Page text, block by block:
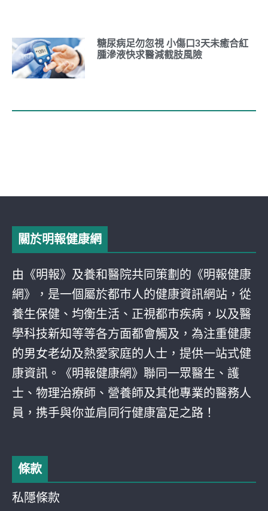
糖尿病足勿忽視 小傷口3天未癒合紅
腫滲液快求醫減截肢風險
關於明報健康網
由《明報》及養和醫院共同策劃的《明報健康
網》，是一個屬於都巿人的健康資訊網站，從
養生保健、均衡生活、正視都巿疾病，以及醫
學科技新知等等各方面都會觸及，為注重健康
的男女老幼及熱愛家庭的人士，提供一站式健
康資訊。《明報健康網》聯同一眾醫生、護
士、物理治療師、營養師及其他專業的醫務人
員，携手與你並肩同行健康富足之路！
條款
私隱條款